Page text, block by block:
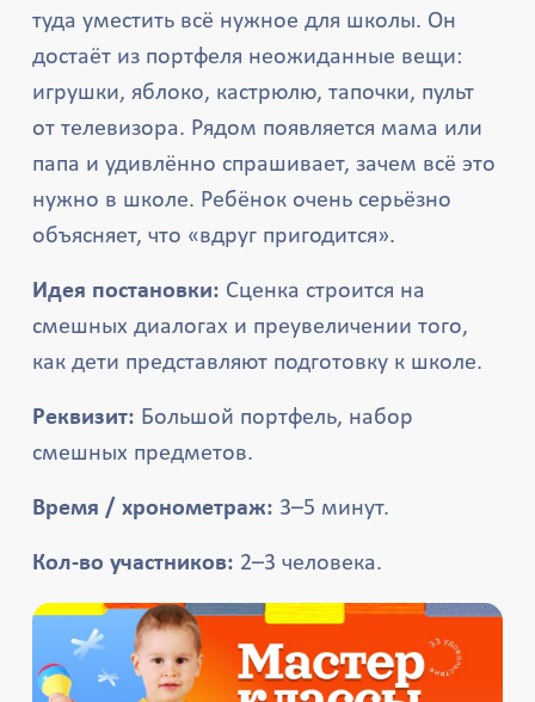
туда уместить всё нужное для школы. Он
достаёт из портфеля неожиданные вещи:
игрушки, яблоко, кастрюлю, тапочки, пульт
от телевизора. Рядом появляется мама или
папа и удивлённо спрашивает, зачем всё это
нужно в школе. Ребёнок очень серьёзно
объясняет, что «вдруг пригодится».
Идея постановки: Сценка строится на
смешных диалогах и преувеличении того,
как дети представляют подготовку к школе.
Реквизит: Большой портфель, набор
смешных предметов.
Время / хронометраж: 3–5 минут.
Кол-во участников: 2–3 человека.